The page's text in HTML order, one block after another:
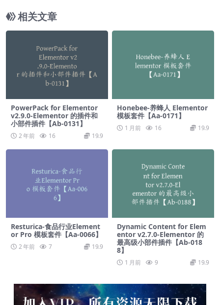
相关文章
PowerPack for Elementor
v2.9.0-Elementor 的插件和
小部件插件【Ab-0131】
2 年前 16 19.9
Honebee-养蜂人 Elementor
模板套件【Aa-0171】
1 月前 16 19.9
Resturica-食品行业Element
or Pro 模板套件【Aa-0066】
2 年前 7 19.9
Dynamic Content for Elem
entor v2.7.0-Elementor 的
最高级小部件插件【Ab-018
8】
1 月前 9 19.9